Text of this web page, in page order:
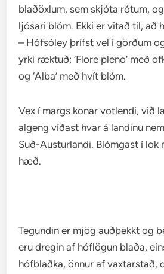
blaðöxlum, sem skjóta rótum,
ljósari blóm. Ekki er vitað til, að
– Hófsóley þrífst vel í görðum
yrki ræktuð; ‘Flore pleno’ með
og ‘Alba’ með hvít blóm.
Vex í margs konar votlendi, við
algeng víðast hvar á landinu
Suð-Austurlandi. Blómgast í lok
hæð.
Tegundin er mjög auðþekkt og
eru dregin af hóflögun blaða,
hófblaðka, önnur af vaxtarstað,